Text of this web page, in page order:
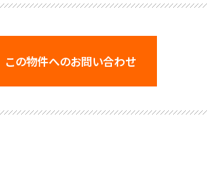
この物件へのお問い合わせ